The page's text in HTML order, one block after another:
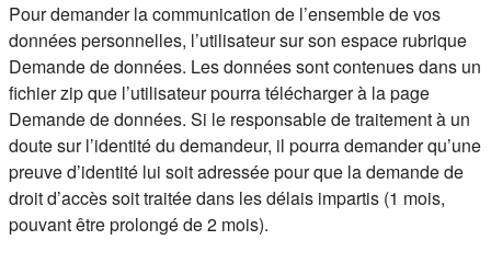
Pour demander la communication de l’ensemble de vos
données personnelles, l’utilisateur sur son espace rubrique
Demande de données. Les données sont contenues dans un
fichier zip que l’utilisateur pourra télécharger à la page
Demande de données. Si le responsable de traitement à un
doute sur l’identité du demandeur, il pourra demander qu’une
preuve d’identité lui soit adressée pour que la demande de
droit d’accès soit traitée dans les délais impartis (1 mois,
pouvant être prolongé de 2 mois).